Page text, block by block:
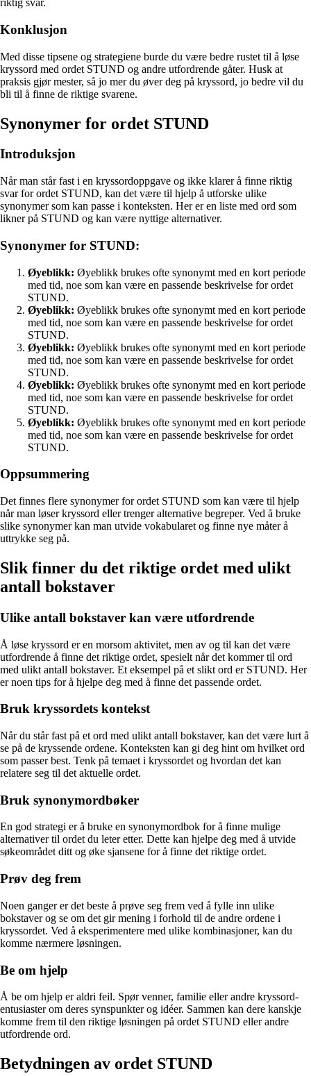
riktig svar.
Konklusjon
Med disse tipsene og strategiene burde du være bedre rustet til å løse
kryssord med ordet STUND og andre utfordrende gåter. Husk at
praksis gjør mester, så jo mer du øver deg på kryssord, jo bedre vil du
bli til å finne de riktige svarene.
Synonymer for ordet STUND
Introduksjon
Når man står fast i en kryssordoppgave og ikke klarer å finne riktig
svar for ordet STUND, kan det være til hjelp å utforske ulike
synonymer som kan passe i konteksten. Her er en liste med ord som
likner på STUND og kan være nyttige alternativer.
Synonymer for STUND:
Øyeblikk: Øyeblikk brukes ofte synonymt med en kort periode
med tid, noe som kan være en passende beskrivelse for ordet
STUND.
Øyeblikk: Øyeblikk brukes ofte synonymt med en kort periode
med tid, noe som kan være en passende beskrivelse for ordet
STUND.
Øyeblikk: Øyeblikk brukes ofte synonymt med en kort periode
med tid, noe som kan være en passende beskrivelse for ordet
STUND.
Øyeblikk: Øyeblikk brukes ofte synonymt med en kort periode
med tid, noe som kan være en passende beskrivelse for ordet
STUND.
Øyeblikk: Øyeblikk brukes ofte synonymt med en kort periode
med tid, noe som kan være en passende beskrivelse for ordet
STUND.
Oppsummering
Det finnes flere synonymer for ordet STUND som kan være til hjelp
når man løser kryssord eller trenger alternative begreper. Ved å bruke
slike synonymer kan man utvide vokabularet og finne nye måter å
uttrykke seg på.
Slik finner du det riktige ordet med ulikt
antall bokstaver
Ulike antall bokstaver kan være utfordrende
Å løse kryssord er en morsom aktivitet, men av og til kan det være
utfordrende å finne det riktige ordet, spesielt når det kommer til ord
med ulikt antall bokstaver. Et eksempel på et slikt ord er STUND. Her
er noen tips for å hjelpe deg med å finne det passende ordet.
Bruk kryssordets kontekst
Når du står fast på et ord med ulikt antall bokstaver, kan det være lurt å
se på de kryssende ordene. Konteksten kan gi deg hint om hvilket ord
som passer best. Tenk på temaet i kryssordet og hvordan det kan
relatere seg til det aktuelle ordet.
Bruk synonymordbøker
En god strategi er å bruke en synonymordbok for å finne mulige
alternativer til ordet du leter etter. Dette kan hjelpe deg med å utvide
søkeområdet ditt og øke sjansene for å finne det riktige ordet.
Prøv deg frem
Noen ganger er det beste å prøve seg frem ved å fylle inn ulike
bokstaver og se om det gir mening i forhold til de andre ordene i
kryssordet. Ved å eksperimentere med ulike kombinasjoner, kan du
komme nærmere løsningen.
Be om hjelp
Å be om hjelp er aldri feil. Spør venner, familie eller andre kryssord-
entusiaster om deres synspunkter og idéer. Sammen kan dere kanskje
komme frem til den riktige løsningen på ordet STUND eller andre
utfordrende ord.
Betydningen av ordet STUND